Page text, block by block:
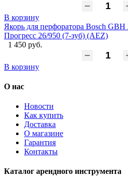
В корзину
Якорь для перфоратора Bosch
Прогресс 26/950 (7-зуб) (AEZ)
1 450 руб.
В корзину
О нас
Новости
Как купить
Доставка
О магазине
Гарантия
Контакты
Каталог арендного инструмента